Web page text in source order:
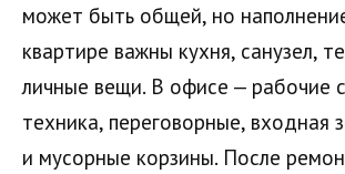
может быть общей, но
квартире важны кухня, санузел,
личные вещи. В офисе — рабочие
техника, переговорные, входная
и мусорные корзины. После